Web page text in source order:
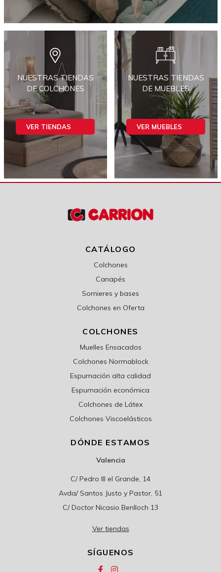
NUESTRAS TIENDAS
DE COLCHONES
VER TIENDAS
NUESTRAS TIENDAS
DE MUEBLES
VER MUEBLES
CATÁLOGO
Colchones
Canapés
Somieres y bases
Colchones en Oferta
COLCHONES
Muelles Ensacados
Colchones Normablock
Espumación alta calidad
Espumación económica
Colchones de Látex
Colchones Viscoelásticos
DÓNDE ESTAMOS
Valencia
C/ Pedro III el Grande, 14
Avda/ Santos Justo y Pastor, 51
C/ Doctor Nicasio Benlloch 13
Ver tiendas
SÍGUENOS